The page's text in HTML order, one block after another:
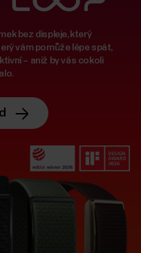
bez displeje, který
vám pomůže lépe spát,
– aniž by vás cokoli